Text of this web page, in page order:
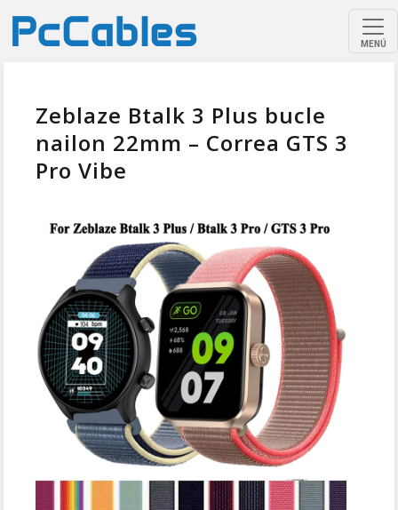
MENÚ
Zeblaze Btalk 3 Plus bucle
nailon 22mm – Correa GTS 3
Pro Vibe